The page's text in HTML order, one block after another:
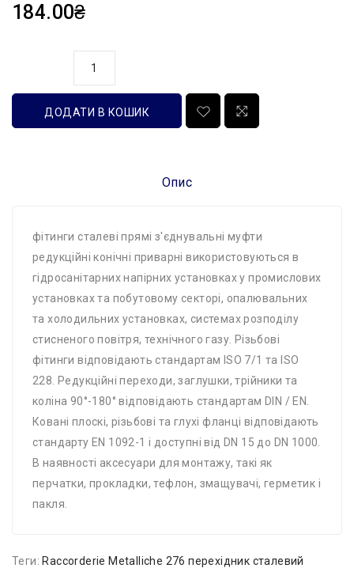
184.00₴
ДОДАТИ В КОШИК
Опис
фітинги сталеві прямі з'єднувальні муфти
редукційні конічні приварні використовуються в
гідросанітарних напірних установках у промислових
установках та побутовому секторі, опалювальних
та холодильних установках, системах розподілу
стисненого повітря, технічного газу. Різьбові
фітинги відповідають стандартам ISO 7/1 та ISO
228. Редукційні переходи, заглушки, трійники та
коліна 90°-180° відповідають стандартам DIN / EN.
Ковані плоскі, різьбові та глухі фланці відповідають
стандарту EN 1092-1 і доступні від DN 15 до DN 1000.
В наявності аксесуари для монтажу, такі як
перчатки, прокладки, тефлон, змащувачі, герметик і
пакля.
Теги: Raccorderie Metalliche 276 перехідник сталевий